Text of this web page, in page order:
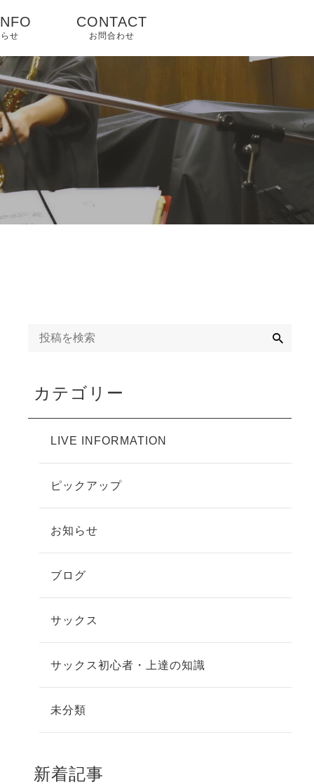
せ
CONTACT
お問合わせ
カテゴリー
LIVE INFORMATION
ピックアップ
お知らせ
ブログ
サックス
サックス初心者・上達の知識
未分類
新着記事